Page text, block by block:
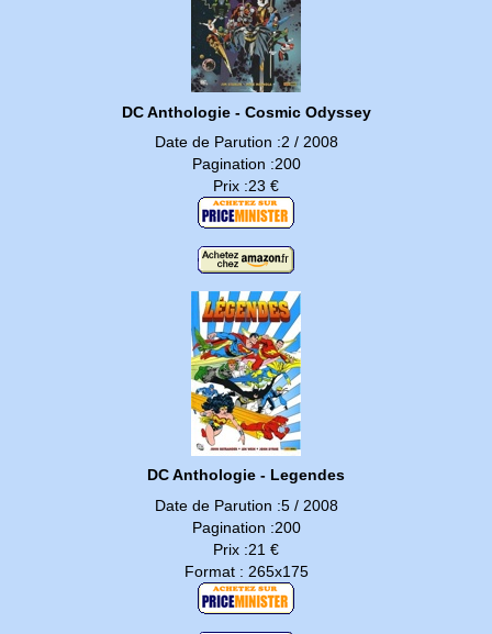
DC Anthologie - Cosmic Odyssey
Date de Parution :2 / 2008
Pagination :200
Prix :23 €
DC Anthologie - Legendes
Date de Parution :5 / 2008
Pagination :200
Prix :21 €
Format : 265x175